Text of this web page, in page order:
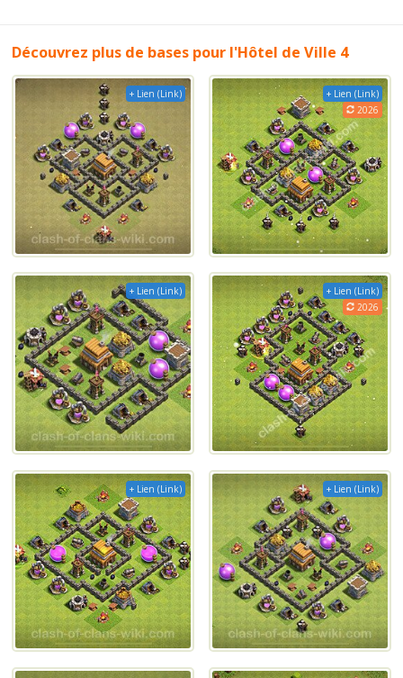
Découvrez plus de bases pour l'Hôtel de Ville 4
+ Lien (Link)
+ Lien (Link)
2026
+ Lien (Link)
+ Lien (Link)
2026
+ Lien (Link) + Lien (Link)